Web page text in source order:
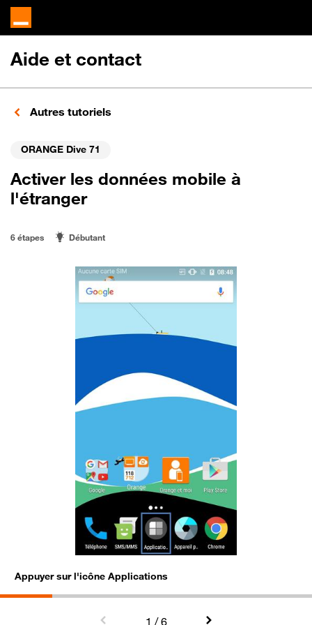
Aide et contact
Autres tutoriels
ORANGE Dive 71
Activer les données mobile à
l'étranger
6 étapes Débutant
Appuyer sur l'icône Applications
1 / 6